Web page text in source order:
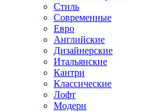
Стиль
Современные
Евро
Английские
Дизайнерские
Итальянские
Кантри
Классические
Лофт
Модерн